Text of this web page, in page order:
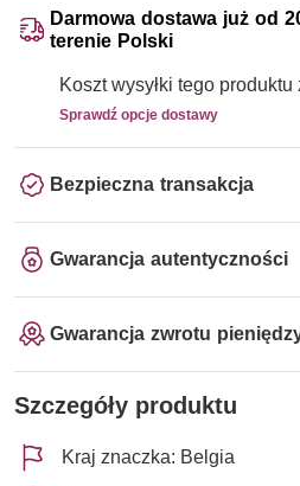
Darmowa dostawa już od
terenie Polski
Koszt wysyłki tego
Sprawdź opcje dostawy
Bezpieczna transakcja
Gwarancja autentyczności
Gwarancja zwrotu
Szczegóły produktu
Kraj znaczka: Belgia